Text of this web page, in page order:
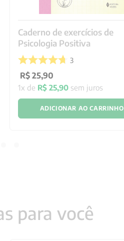
Caderno de exercícios de
Psicologia Positiva
3
R$ 25,90
1x de R$ 25,90 sem juros
ADICIONAR AO CARRINHO
para você